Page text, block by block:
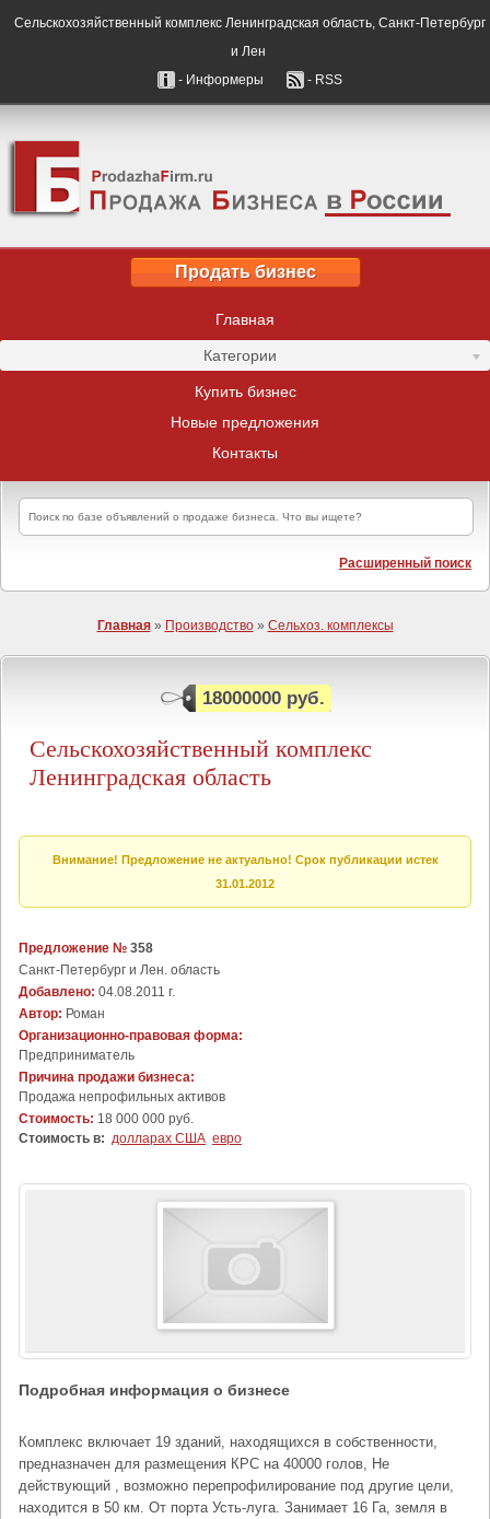
Сельскохозяйственный комплекс Ленинградская область, Санкт-Петербург
и Лен
- Информеры
- RSS
Продать бизнес
Главная
Категории
Купить бизнес
Новые предложения
Контакты
Расширенный поиск
Главная» Производство» Сельхоз. комплексы
18000000 руб.
Сельскохозяйственный комплекс
Ленинградская область
Внимание! Предложение не актуально! Срок публикации истек
31.01.2012
Предложение № 358
Санкт-Петербург и Лен. область
Добавлено: 04.08.2011 г.
Автор: Роман
Организационно-правовая форма:
Предприниматель
Причина продажи бизнеса:
Продажа непрофильных активов
Стоимость: 18 000 000 руб.
Стоимость в: долларах США евро
Подробная информация о бизнесе
Комплекс включает 19 зданий, находящихся в собственности,
предназначен для размещения КРС на 40000 голов, Не
действующий , возможно перепрофилирование под другие цели,
находится в 50 км. От порта Усть-луга. Занимает 16 Га, земля в